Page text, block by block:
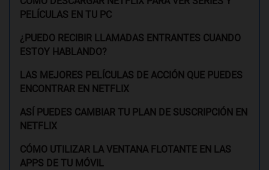
PELÍCULAS EN TU PC
¿PUEDO RECIBIR LLAMADAS ENTRANTES CUANDO
ESTOY HABLANDO?
LAS MEJORES PELÍCULAS DE ACCIÓN QUE PUEDES
ENCONTRAR EN NETFLIX
ASÍ PUEDES CAMBIAR TU PLAN DE SUSCRIPCIÓN EN
NETFLIX
CÓMO UTILIZAR LA VENTANA FLOTANTE EN LAS
APPS DE TU MÓVIL